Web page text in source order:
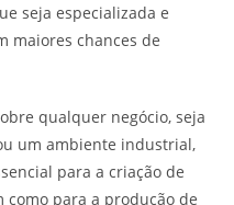
seja especializada e
maiores chances de
qualquer negócio, seja
um ambiente industrial,
para a criação de
como para a produção de